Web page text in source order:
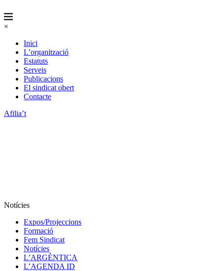
×
Inici
L’organització
Estatuts
Serveis
Publicacions
El sindicat obert
Contacte
Afilia’t
Notícies
Expos/Projeccions
Formació
Fem Sindicat
Notícies
L’ARGÈNTICA
L’AGENDA ID